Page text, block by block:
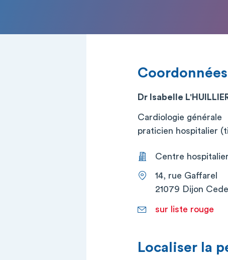
Coordonnées
Dr Isabelle
Cardiologie générale
praticien hospitalier
Centre
14, rue Gaffarel
21079 Dijon
sur liste rouge
Localiser la